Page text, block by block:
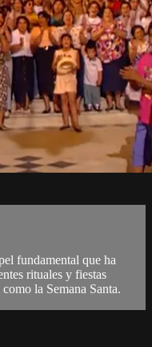
fundamental que ha
rituales y fiestas
la Semana Santa.